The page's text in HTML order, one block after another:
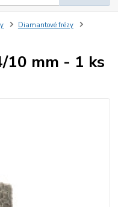
Diamantové frézy
10 mm - 1 ks